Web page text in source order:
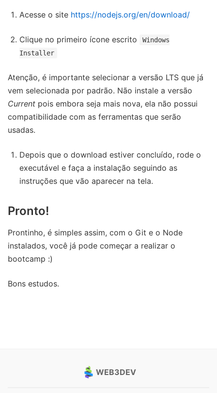
Acesse o site https://nodejs.org/en/download/
Clique no primeiro ícone escrito
Windows
Installer
Atenção, é importante selecionar a versão LTS que já
vem selecionada por padrão. Não instale a versão
Current pois embora seja mais nova, ela não possui
compatibilidade com as ferramentas que serão
usadas.
Depois que o download estiver concluído, rode o
executável e faça a instalação seguindo as
instruções que vão aparecer na tela.
Pronto!
Prontinho, é simples assim, com o Git e o Node
instalados, você já pode começar a realizar o
bootcamp :)
Bons estudos.
WEB3DEV